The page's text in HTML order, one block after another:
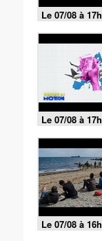
Le 07/08 à 17h
Le 07/08 à 17h
Le 07/08 à 16h